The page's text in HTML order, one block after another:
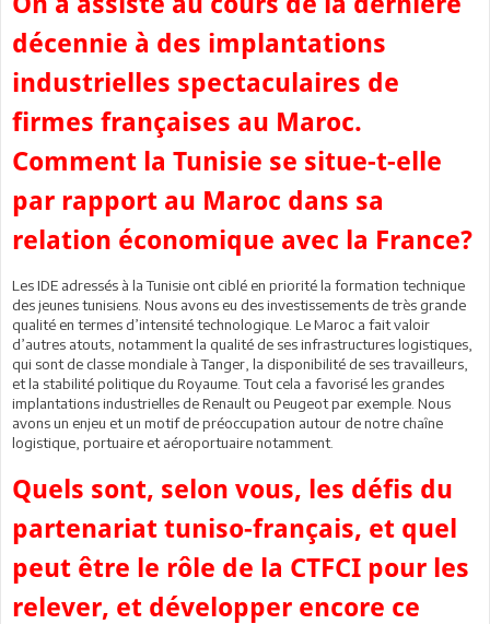
décennie à des implantations
industrielles spectaculaires de
firmes françaises au Maroc.
Comment la Tunisie se situe-t-elle
par rapport au Maroc dans sa
relation économique avec la France?
Les IDE adressés à la Tunisie ont ciblé en priorité la formation technique
des jeunes tunisiens. Nous avons eu des investissements de très grande
qualité en termes d’intensité technologique. Le Maroc a fait valoir
d’autres atouts, notamment la qualité de ses infrastructures logistiques,
qui sont de classe mondiale à Tanger, la disponibilité de ses travailleurs,
et la stabilité politique du Royaume. Tout cela a favorisé les grandes
implantations industrielles de Renault ou Peugeot par exemple. Nous
avons un enjeu et un motif de préoccupation autour de notre chaîne
logistique, portuaire et aéroportuaire notamment.
Quels sont, selon vous, les défis du
partenariat tuniso-français, et quel
peut être le rôle de la CTFCI pour les
relever, et développer encore ce